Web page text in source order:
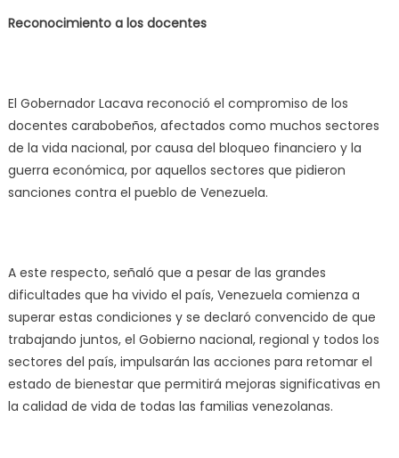
Reconocimiento a los docentes
El Gobernador Lacava reconoció el compromiso de los
docentes carabobeños, afectados como muchos sectores
de la vida nacional, por causa del bloqueo financiero y la
guerra económica, por aquellos sectores que pidieron
sanciones contra el pueblo de Venezuela.
A este respecto, señaló que a pesar de las grandes
dificultades que ha vivido el país, Venezuela comienza a
superar estas condiciones y se declaró convencido de que
trabajando juntos, el Gobierno nacional, regional y todos los
sectores del país, impulsarán las acciones para retomar el
estado de bienestar que permitirá mejoras significativas en
la calidad de vida de todas las familias venezolanas.